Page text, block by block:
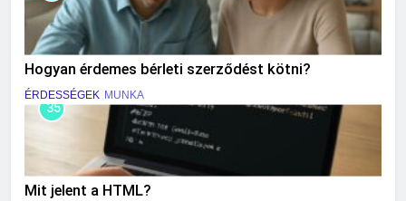
Hogyan érdemes bérleti szerződést kötni?
ÉRDESSÉGEK MUNKA
35
Mit jelent a HTML?